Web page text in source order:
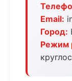
Email:
Город:
Режим